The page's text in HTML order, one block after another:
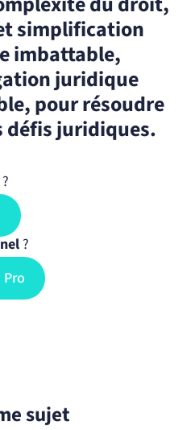
simplification
imbattable,
juridique
pour résoudre
défis juridiques.
?
?
sujet